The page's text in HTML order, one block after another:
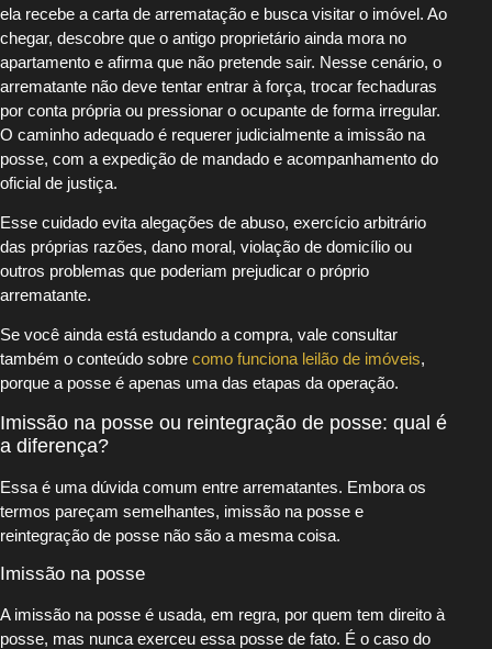
ela recebe a carta de arrematação e busca visitar o imóvel. Ao
chegar, descobre que o antigo proprietário ainda mora no
apartamento e afirma que não pretende sair. Nesse cenário, o
arrematante não deve tentar entrar à força, trocar fechaduras
por conta própria ou pressionar o ocupante de forma irregular.
O caminho adequado é requerer judicialmente a imissão na
posse, com a expedição de mandado e acompanhamento do
oficial de justiça.
Esse cuidado evita alegações de abuso, exercício arbitrário
das próprias razões, dano moral, violação de domicílio ou
outros problemas que poderiam prejudicar o próprio
arrematante.
Se você ainda está estudando a compra, vale consultar
também o conteúdo sobre como funciona leilão de imóveis,
porque a posse é apenas uma das etapas da operação.
Imissão na posse ou reintegração de posse: qual é
a diferença?
Essa é uma dúvida comum entre arrematantes. Embora os
termos pareçam semelhantes, imissão na posse e
reintegração de posse não são a mesma coisa.
Imissão na posse
A imissão na posse é usada, em regra, por quem tem direito à
posse, mas nunca exerceu essa posse de fato. É o caso do